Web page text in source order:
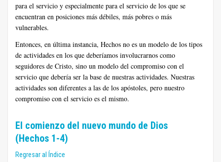
para el servicio y especialmente para el servicio de los que se
encuentran en posiciones más débiles, más pobres o más
vulnerables.
Entonces, en última instancia, Hechos no es un modelo de los tipos
de actividades en los que deberíamos involucrarnos como
seguidores de Cristo, sino un modelo del compromiso con el
servicio que debería ser la base de nuestras actividades. Nuestras
actividades son diferentes a las de los apóstoles, pero nuestro
compromiso con el servicio es el mismo.
El comienzo del nuevo mundo de Dios
(Hechos 1-4)
Regresar al Índice